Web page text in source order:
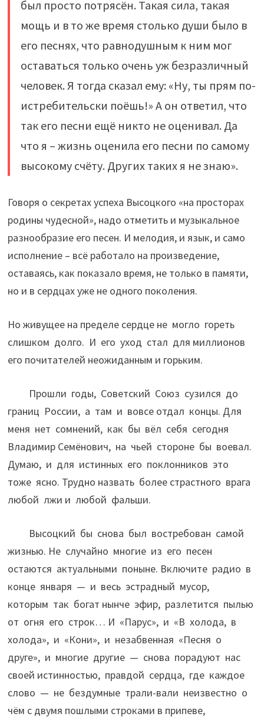
был просто потрясён. Такая сила, такая
мощь и в то же время столько души было в
его песнях, что равнодушным к ним мог
оставаться только очень уж безразличный
человек. Я тогда сказал ему: «Ну, ты прям по-
истребительски поёшь!» А он ответил, что
так его песни ещё никто не оценивал. Да
что я – жизнь оценила его песни по самому
высокому счёту. Других таких я не знаю».
Говоря о секретах успеха Высоцкого «на просторах
родины чудесной», надо отметить и музыкальное
разнообразие его песен. И мелодия, и язык, и само
исполнение – всё работало на произведение,
оставаясь, как показало время, не только в памяти,
но и в сердцах уже не одного поколения.
Но живущее на пределе сердце не могло гореть
слишком долго. И его уход стал для миллионов
его почитателей неожиданным и горьким.
Прошли годы, Советский Союз сузился до
границ России, а там и вовсе отдал концы. Для
меня нет сомнений, как бы вёл себя сегодня
Владимир Семёнович, на чьей стороне бы воевал.
Думаю, и для истинных его поклонников это
тоже ясно. Трудно назвать более страстного врага
любой лжи и любой фальши.
Высоцкий бы снова был востребован самой
жизнью. Не случайно многие из его песен
остаются актуальными поныне. Включите радио в
конце января — и весь эстрадный мусор,
которым так богат нынче эфир, разлетится пылью
от огня его строк… И «Парус», и «В холода, в
холода», и «Кони», и незабвенная «Песня о
друге», и многие другие — снова порадуют нас
своей истинностью, правдой сердца, где каждое
слово — не бездумные трали-вали неизвестно о
чём с двумя пошлыми строками в припеве,